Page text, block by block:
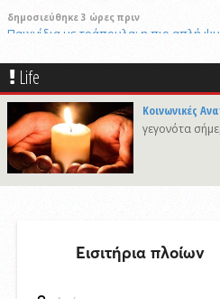
δημοσιεύθηκε 3 ώρες πριν
Παιχνίδια με τράπουλα: η πιο απλή
δημοσιεύθηκε 13 ώρες πριν
Η Σύρος τιμά την εορτή της
4/8/2026 11:16
"Το βλέπει ο Τσίλλερ και γελά"
Γουλανδρής" το 2026 με σχέδια του
δημοσιεύθηκε 23 ώρες πριν
29/4/2026 18:53
Ηλεκτρική διασύνδεση Ελλάδας-
Life
Κοινωνικές
γεγονότα